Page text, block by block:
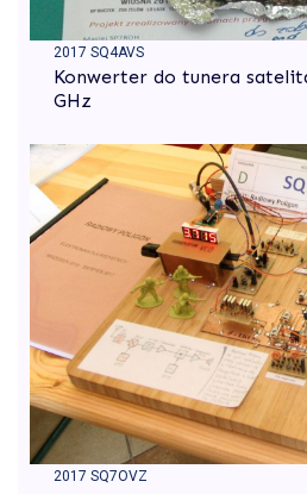
2017 SQ4AVS
Konwerter do tunera
GHz
2017 SQ7OVZ